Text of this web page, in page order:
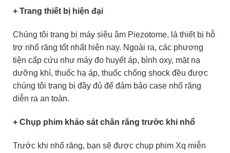
+ Trang thiết bị hiện đại
Chúng tôi trang bị máy siêu âm Piezotome, là thiết bị hỗ
trợ nhổ răng tốt nhất hiện nay. Ngoài ra, các phương
tiện cấp cứu như máy đo huyết áp, bình oxy, mặt nạ
dưỡng khí, thuốc hạ áp, thuốc chống shock đều được
chúng tôi trang bị đầy đủ để đảm bảo case nhổ răng
diễn ra an toàn.
+ Chụp phim khảo sát chân răng trước khi nhổ
Trước khi nhổ răng, bạn sẽ được chụp phim Xq miễn